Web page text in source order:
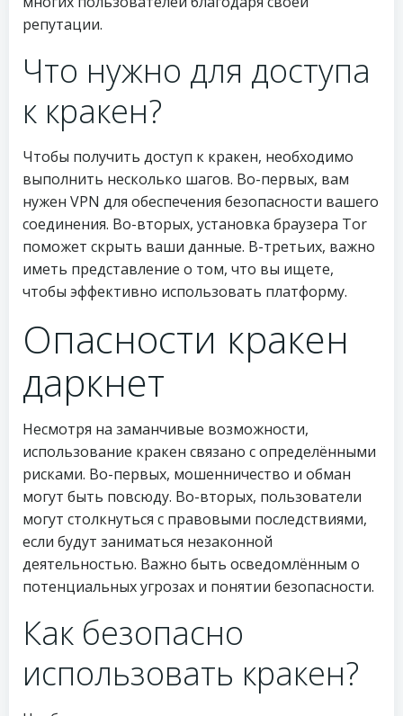
репутации.
Что нужно для доступа
к кракен?
Чтобы получить доступ к кракен, необходимо
выполнить несколько шагов. Во-первых, вам
нужен VPN для обеспечения безопасности вашего
соединения. Во-вторых, установка браузера Tor
поможет скрыть ваши данные. В-третьих, важно
иметь представление о том, что вы ищете,
чтобы эффективно использовать платформу.
Опасности кракен
даркнет
Несмотря на заманчивые возможности,
использование кракен связано с определёнными
рисками. Во-первых, мошенничество и обман
могут быть повсюду. Во-вторых, пользователи
могут столкнуться с правовыми последствиями,
если будут заниматься незаконной
деятельностью. Важно быть осведомлённым о
потенциальных угрозах и понятии безопасности.
Как безопасно
использовать кракен?